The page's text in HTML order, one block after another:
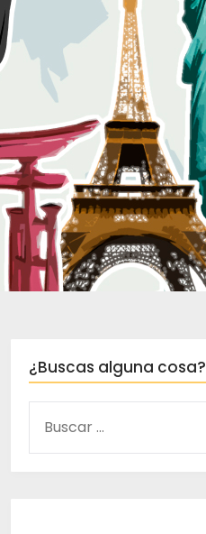
¿Buscas alguna cosa?